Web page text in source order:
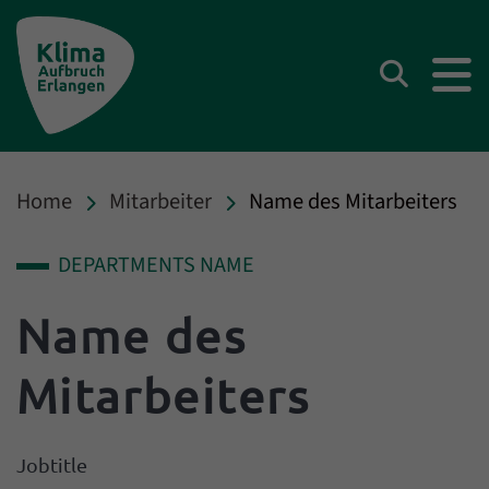
Suchen
Home Mitarbeiter Name des Mitarbeiters
Name des
Mitarbeiters
Jobtitle
DEPARTMENTS NAME